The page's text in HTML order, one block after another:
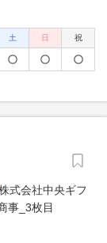
土 日 祝